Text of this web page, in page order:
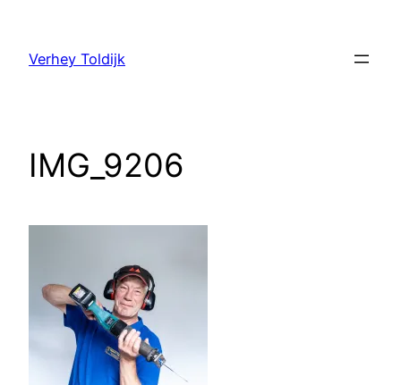
Verhey Toldijk
IMG_9206